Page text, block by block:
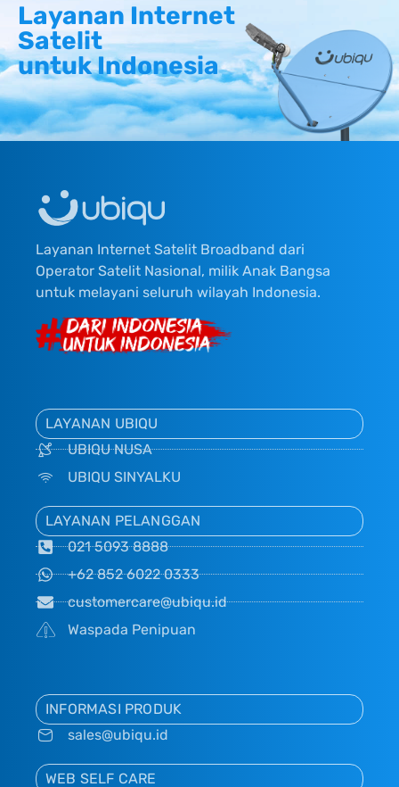
Layanan Internet
Satelit
untuk Indonesia
Layanan Internet Satelit Broadband dari
Operator Satelit Nasional, milik Anak Bangsa
untuk melayani seluruh wilayah Indonesia.
LAYANAN UBIQU
UBIQU NUSA
UBIQU SINYALKU
LAYANAN PELANGGAN
021 5093 8888
+62 852 6022 0333
customercare@ubiqu.id
Waspada Penipuan
INFORMASI PRODUK
sales@ubiqu.id
WEB SELF CARE